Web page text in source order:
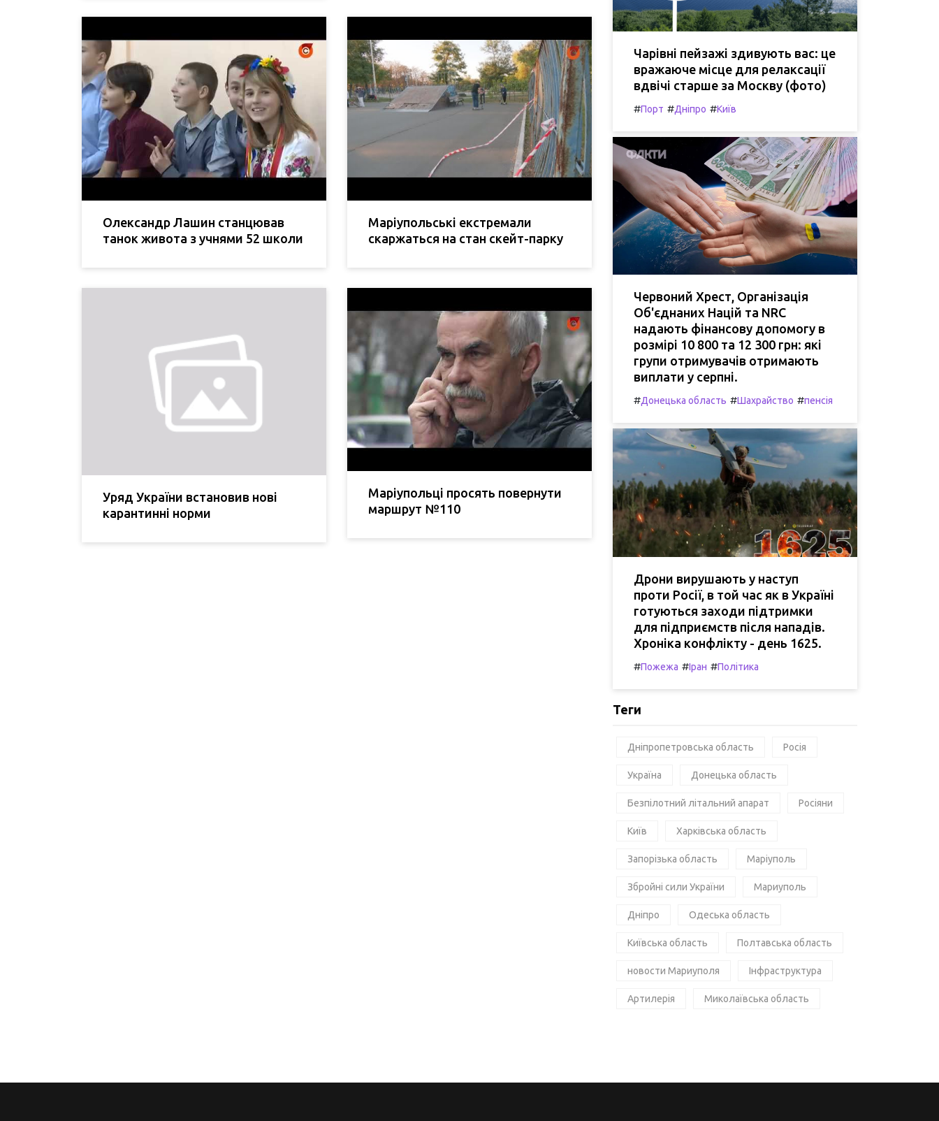
Олександр Лашин станцював
танок живота з учнями 52 школи
Маріупольські екстремали
скаржаться на стан скейт-парку
Уряд України встановив нові
карантинні норми
Маріупольці просять повернути
маршрут №110
Чарівні пейзажі здивують вас: це
вражаюче місце для релаксації
вдвічі старше за Москву (фото)
#Порт #Дніпро #Київ
Червоний Хрест, Організація
Об'єднаних Націй та NRC
надають фінансову допомогу в
розмірі 10 800 та 12 300 грн: які
групи отримувачів отримають
виплати у серпні.
#Донецька область #Шахрайство #пенсія
Дрони вирушають у наступ
проти Росії, в той час як в Україні
готуються заходи підтримки
для підприємств після нападів.
Хроніка конфлікту - день 1625.
#Пожежа #Іран #Політика
Теги
Дніпропетровська область Росія
Україна Донецька область
Безпілотний літальний апарат Росіяни
Київ Харківська область
Запорізька область Маріуполь
Збройні сили України Мариуполь
Дніпро Одеська область
Київська область Полтавська область
новости Мариуполя Інфраструктура
Артилерія Миколаївська область